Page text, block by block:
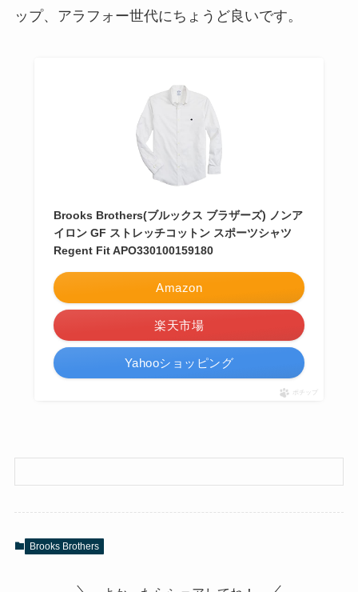
ップ、アラフォー世代にちょうど良いです。
Brooks Brothers(ブルックス ブラザーズ) ノンア
イロン GF ストレッチコットン スポーツシャツ
Regent Fit APO330100159180
Amazon
楽天市場
Yahooショッピング
ポチップ
Brooks Brothers